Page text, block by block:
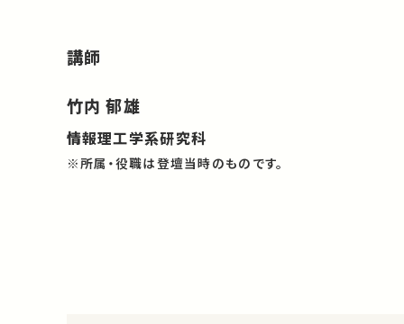
講師
竹内 郁雄
情報理工学系研究科
※所属・役職は登壇当時のものです。